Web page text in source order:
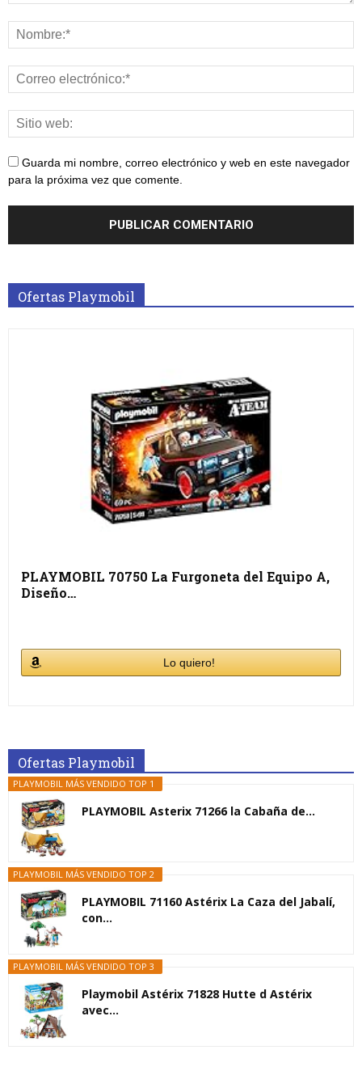
Guarda mi nombre, correo electrónico y web en este navegador
para la próxima vez que comente.
Ofertas Playmobil
PLAYMOBIL 70750 La Furgoneta del Equipo A,
Diseño…
Lo quiero!
Ofertas Playmobil
PLAYMOBIL MÁS VENDIDO TOP 1
PLAYMOBIL Asterix 71266 la Cabaña de...
PLAYMOBIL MÁS VENDIDO TOP 2
PLAYMOBIL 71160 Astérix La Caza del Jabalí,
con...
PLAYMOBIL MÁS VENDIDO TOP 3
Playmobil Astérix 71828 Hutte d Astérix
avec...